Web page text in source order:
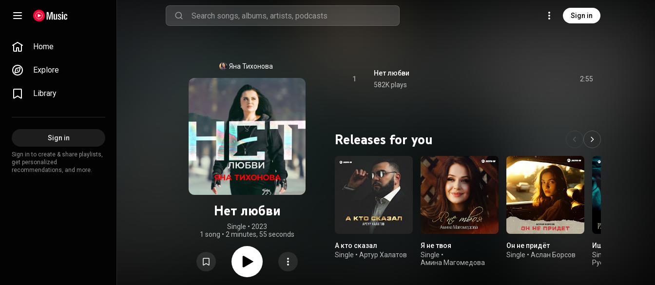
Sign in
Home
Explore
Library
Sign in
Sign in to create & share playlists,
get personalized
recommendations, and more.
Яна Тихонова
Нет любви
Single • 2023
1 song • 2 minutes, 55 seconds
1
Нет любви
582K plays
2:55
Releases for you
А кто сказал
Single • Артур Халатов
Я не твоя
Single •
Амина Магомедова
Он не придёт
Single • Аслан Борсов
Ищу тебя
Single
Руслан и Расул